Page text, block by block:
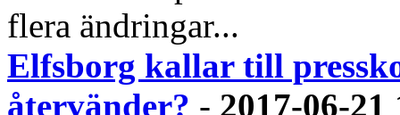
flera ändringar...
Elfsborg kallar till
återvänder? - 2017-06-21